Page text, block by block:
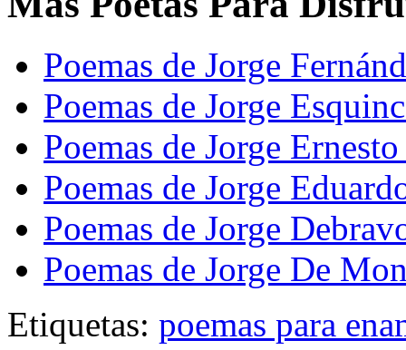
Poemas de Jorge
Poemas de Jorge
Poemas de Jorge
Poemas de Jorge
Poemas de Jorge
Poemas de Jorge De
Etiquetas: poemas para